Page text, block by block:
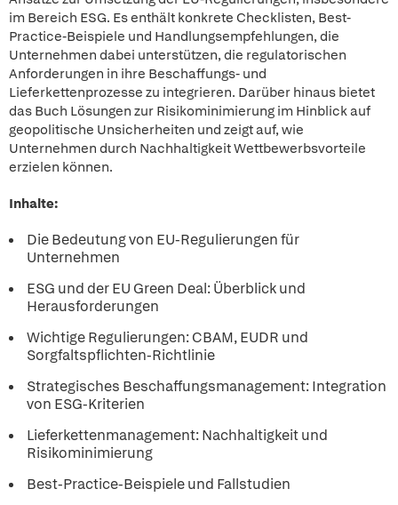
im Bereich ESG. Es enthält konkrete Checklisten, Best-
Practice-Beispiele und Handlungsempfehlungen, die
Unternehmen dabei unterstützen, die regulatorischen
Anforderungen in ihre Beschaffungs- und
Lieferkettenprozesse zu integrieren. Darüber hinaus bietet
das Buch Lösungen zur Risikominimierung im Hinblick auf
geopolitische Unsicherheiten und zeigt auf, wie
Unternehmen durch Nachhaltigkeit Wettbewerbsvorteile
erzielen können.
Inhalte:
Die Bedeutung von EU-Regulierungen für
Unternehmen
ESG und der EU Green Deal: Überblick und
Herausforderungen
Wichtige Regulierungen: CBAM, EUDR und
Sorgfaltspflichten-Richtlinie
Strategisches Beschaffungsmanagement: Integration
von ESG-Kriterien
Lieferkettenmanagement: Nachhaltigkeit und
Risikominimierung
Best-Practice-Beispiele und Fallstudien